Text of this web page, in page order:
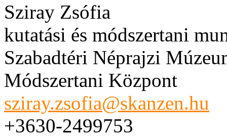
Sziray Zsófia
kutatási és módszertani
Szabadtéri Néprajzi
Módszertani Központ
sziray.zsofia@skanzen.hu
+3630-2499753